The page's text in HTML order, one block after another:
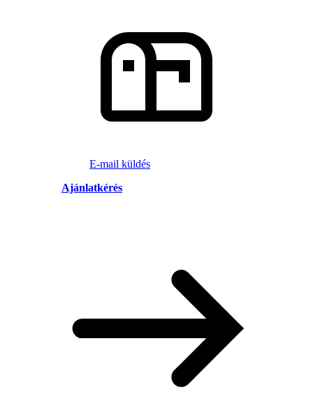
E-mail küldés
Ajánlatkérés